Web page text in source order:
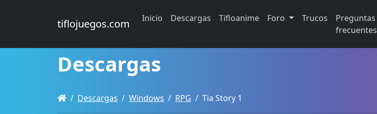
tiflojuegos.com Inicio Descargas Tifloanime Foro Trucos
Preguntas
frecuentes
Descargas
Descargas Windows RPG Tia Story 1